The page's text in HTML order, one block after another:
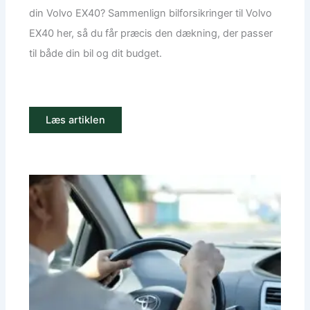
din Volvo EX40? Sammenlign bilforsikringer til Volvo
EX40 her, så du får præcis den dækning, der passer
til både din bil og dit budget.
Læs artiklen